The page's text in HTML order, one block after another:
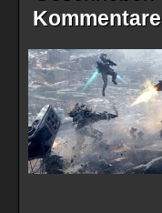
Kommentare